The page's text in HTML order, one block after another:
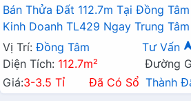
Bán Thửa Đất 112.7m Tại Đồng
Kinh Doanh TL429 Ngay Trung
Vị Trí: Đồng Tâm Tư Vấn
Diện Tích: 112.7m²
Đường
Giá:3-3.5 Tỉ Đã Có Sổ Thành